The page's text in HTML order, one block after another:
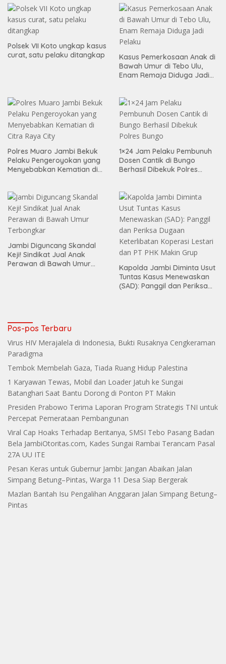
Polsek VII Koto ungkap kasus
curat, satu pelaku ditangkap
Kasus Pemerkosaan Anak di
Bawah Umur di Tebo Ulu,
Enam Remaja Diduga Jadi
Polres Muaro Jambi Bekuk
Pelaku Pengeroyokan yang
Menyebabkan Kematian di
1×24 Jam Pelaku Pembunuh
Dosen Cantik di Bungo
Berhasil Dibekuk Polres
Jambi Diguncang Skandal
Keji! Sindikat Jual Anak
Perawan di Bawah Umur
Kapolda Jambi Diminta Usut
Tuntas Kasus Menewaskan
(SAD): Panggil dan Periksa
Pos-pos Terbaru
Virus HIV Merajalela di Indonesia, Bukti Rusaknya Cengkeraman
Paradigma
Tembok Membelah Gaza, Tiada Ruang Hidup Palestina
1 Karyawan Tewas, Mobil dan Loader Jatuh ke Sungai
Batanghari Saat Bantu Dorong di Ponton PT Makin
Presiden Prabowo Terima Laporan Program Strategis TNI untuk
Percepat Pemerataan Pembangunan
Viral Cap Hoaks Terhadap Beritanya, SMSI Tebo Pasang Badan
Bela JambiOtoritas.com, Kades Sungai Rambai Terancam Pasal
27A UU ITE
Pesan Keras untuk Gubernur Jambi: Jangan Abaikan Jalan
Simpang Betung–Pintas, Warga 11 Desa Siap Bergerak
Mazlan Bantah Isu Pengalihan Anggaran Jalan Simpang Betung–
Pintas